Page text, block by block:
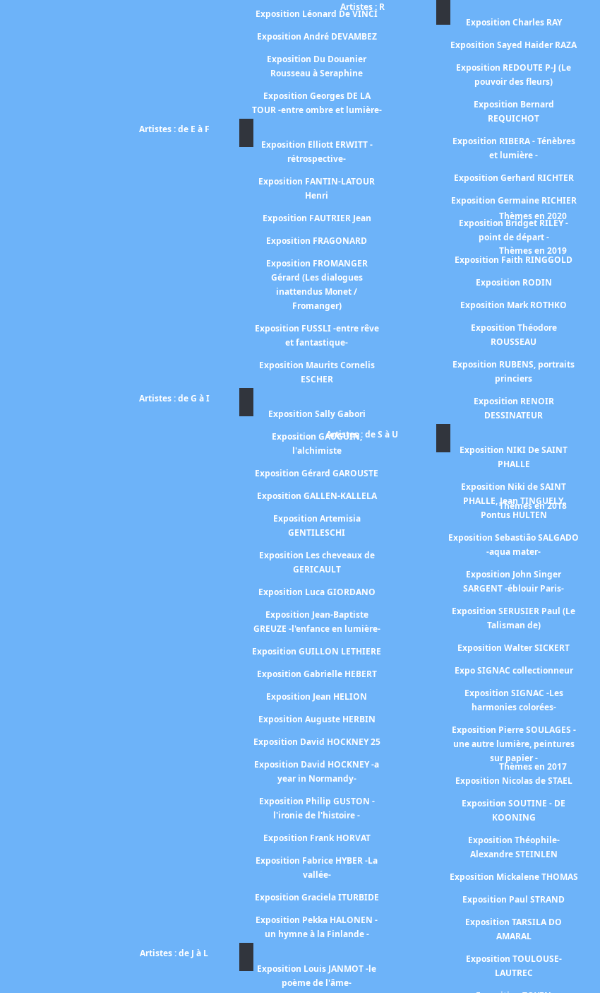
Exposition Léonard De VINCI
Exposition André DEVAMBEZ
Exposition Du Douanier
Rousseau à Seraphine
Exposition Georges DE LA
TOUR -entre ombre et lumière-
Artistes : de E à F
Exposition Elliott ERWITT -
rétrospective-
Exposition FANTIN-LATOUR
Henri
Exposition FAUTRIER Jean
Exposition FRAGONARD
Exposition FROMANGER
Gérard (Les dialogues
inattendus Monet /
Fromanger)
Exposition FUSSLI -entre rêve
et fantastique-
Exposition Maurits Cornelis
ESCHER
Artistes : de G à I
Exposition Sally Gabori
Exposition GAUGUIN,
l'alchimiste
Exposition Gérard GAROUSTE
Exposition GALLEN-KALLELA
Exposition Artemisia
GENTILESCHI
Exposition Les cheveaux de
GERICAULT
Exposition Luca GIORDANO
Exposition Jean-Baptiste
GREUZE -l'enfance en lumière-
Exposition GUILLON LETHIERE
Exposition Gabrielle HEBERT
Exposition Jean HELION
Exposition Auguste HERBIN
Exposition David HOCKNEY 25
Exposition David HOCKNEY -a
year in Normandy-
Exposition Philip GUSTON -
l'ironie de l'histoire -
Exposition Frank HORVAT
Exposition Fabrice HYBER -La
vallée-
Exposition Graciela ITURBIDE
Exposition Pekka HALONEN -
un hymne à la Finlande -
Artistes : de J à L
Exposition Louis JANMOT -le
poème de l'âme-
Artistes : R
Exposition Charles RAY
Exposition Sayed Haider RAZA
Exposition REDOUTE P-J (Le
pouvoir des fleurs)
Exposition Bernard
REQUICHOT
Exposition RIBERA - Ténèbres
et lumière -
Exposition Gerhard RICHTER
Exposition Germaine RICHIER
Exposition Bridget RILEY -
point de départ -
Exposition Faith RINGGOLD
Exposition RODIN
Exposition Mark ROTHKO
Exposition Théodore
ROUSSEAU
Exposition RUBENS, portraits
princiers
Exposition RENOIR
DESSINATEUR
Artistes : de S à U
Exposition NIKI De SAINT
PHALLE
Exposition Niki de SAINT
PHALLE, Jean TINGUELY,
Pontus HULTEN
Exposition Sebastião SALGADO
-aqua mater-
Exposition John Singer
SARGENT -éblouir Paris-
Exposition SERUSIER Paul (Le
Talisman de)
Exposition Walter SICKERT
Expo SIGNAC collectionneur
Exposition SIGNAC -Les
harmonies colorées-
Exposition Pierre SOULAGES -
une autre lumière, peintures
sur papier -
Exposition Nicolas de STAEL
Exposition SOUTINE - DE
KOONING
Exposition Théophile-
Alexandre STEINLEN
Exposition Mickalene THOMAS
Exposition Paul STRAND
Exposition TARSILA DO
AMARAL
Exposition TOULOUSE-
LAUTREC
Thèmes en 2020
Thèmes en 2019
Thèmes en 2018
Thèmes en 2017